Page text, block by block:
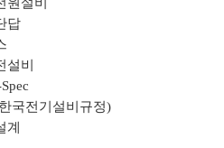
답
설비
국전기설비규정)
계